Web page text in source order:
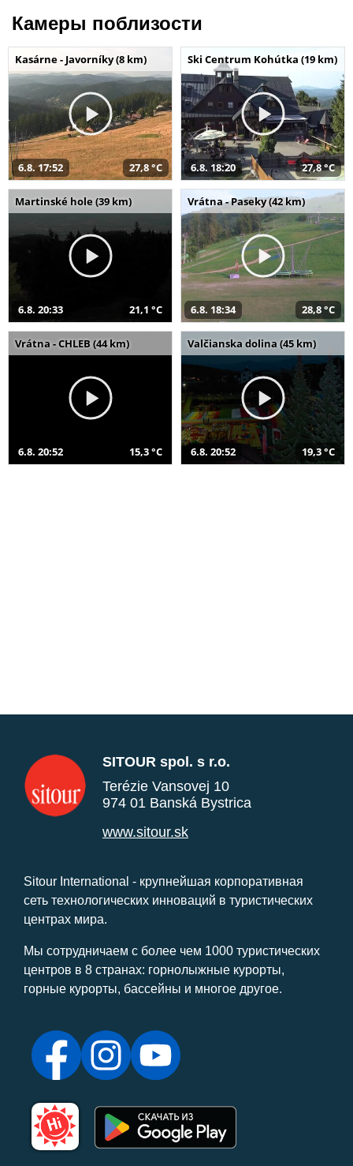
Камеры поблизости
Kasárne - Javorníky (8 km)
6.8. 17:52 27,8 °C
Ski Centrum Kohútka (19 km)
6.8. 18:20 27,8 °C
Martinské hole (39 km)
6.8. 20:33 21,1 °C
Vrátna - Paseky (42 km)
6.8. 18:34 28,8 °C
Vrátna - CHLEB (44 km)
6.8. 20:52 15,3 °C
Valčianska dolina (45 km)
6.8. 20:52 19,3 °C
SITOUR spol. s r.o.
Terézie Vansovej 10
974 01 Banská Bystrica
www.sitour.sk
Sitour International - крупнейшая корпоративная
сеть технологических инноваций в туристических
центрах мира.
Мы сотрудничаем с более чем 1000 туристических
центров в 8 странах: горнолыжные курорты,
горные курорты, бассейны и многое другое.